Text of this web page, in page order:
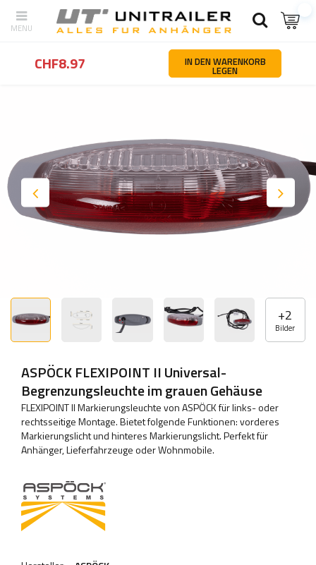
Zurück Startseite Ersatzteile und zubehör für anhänger
+2
Bilder
ASPÖCK FLEXIPOINT II Universal-
Begrenzungsleuchte im grauen Gehäuse
FLEXIPOINT II Markierungsleuchte von ASPÖCK für links- oder
rechtsseitige Montage. Bietet folgende Funktionen: vorderes
Markierungslicht und hinteres Markierungslicht. Perfekt für
Anhänger, Lieferfahrzeuge oder Wohnmobile.
CHF8.97 IN DEN WARENKORB
LEGEN